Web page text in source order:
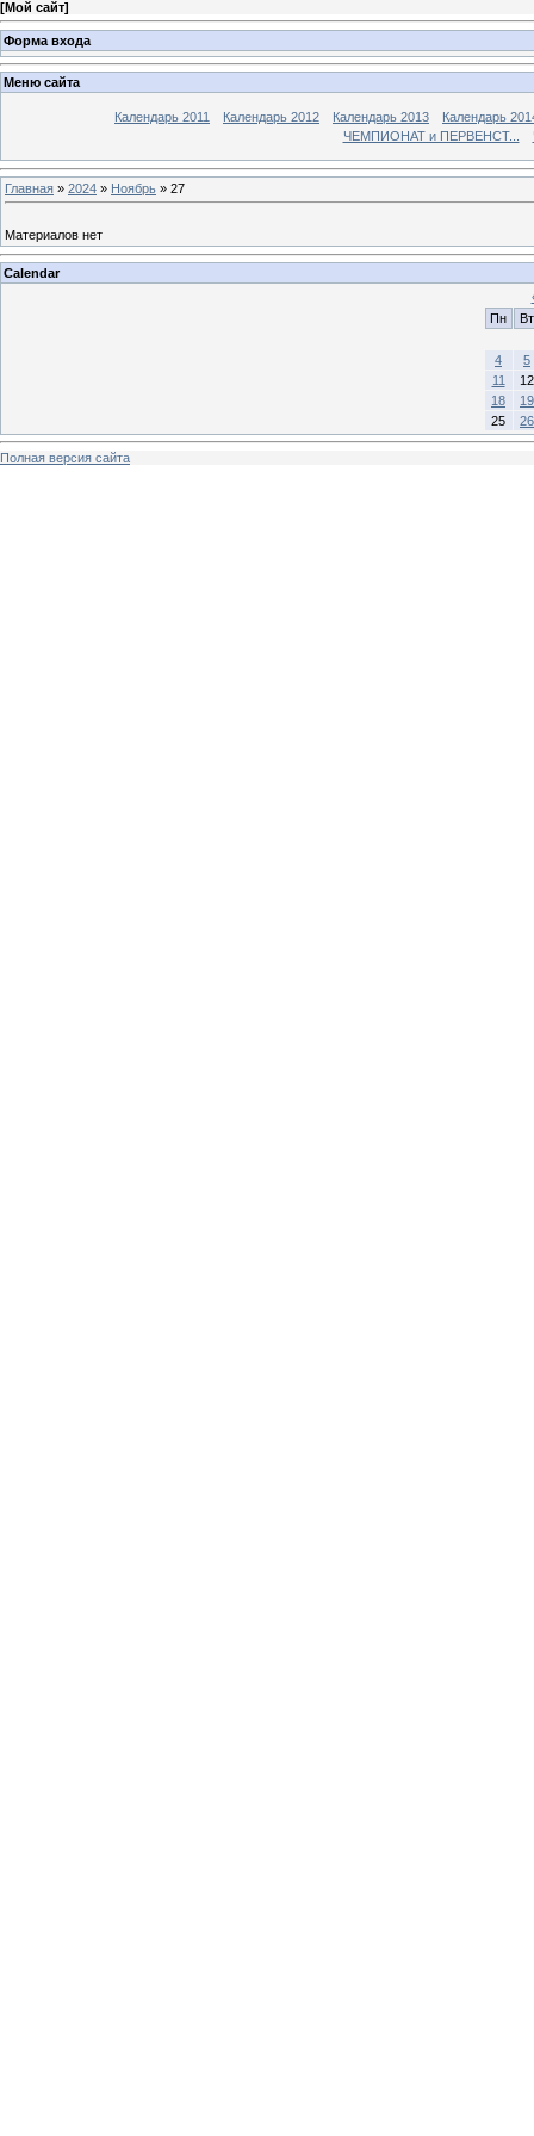
[Мой сайт]
Форма входа
Меню сайта
Календарь 2011 Календарь 2012 Календарь 2013
Календарь
ЧЕМПИОНАТ и ПЕРВЕНСТ...
Главная » 2024 » Ноябрь » 27
Материалов нет
Calendar
Пн
Вт
4
5
11
12
18
19
25
26
Полная версия сайта